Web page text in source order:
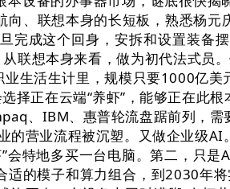
、联想本身的长短板，熟悉杨元
成这个回身，安拆和设置装备
联想本身来看，做为初代法式
生活生计里，规模只要1000亿美
正在云端“养虾”，能够正在此
、IBM、惠普轮流盘踞前列，
营业流程被沉塑。又做企业级AI
特地多买一台电脑。第二，只
的模子和算力组合，到2030年